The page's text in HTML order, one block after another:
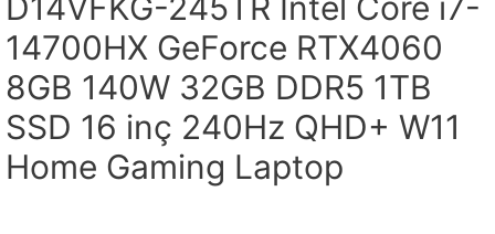
14700HX GeForce RTX4060
8GB 140W 32GB DDR5 1TB
SSD 16 inç 240Hz QHD+ W11
Home Gaming Laptop